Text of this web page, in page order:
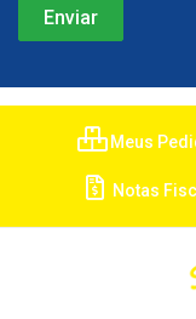
Meus
Notas